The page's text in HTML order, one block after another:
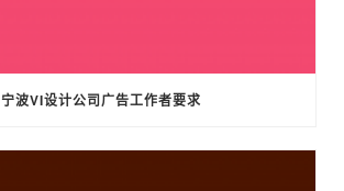
宁波VI设计公司广告工作者要求